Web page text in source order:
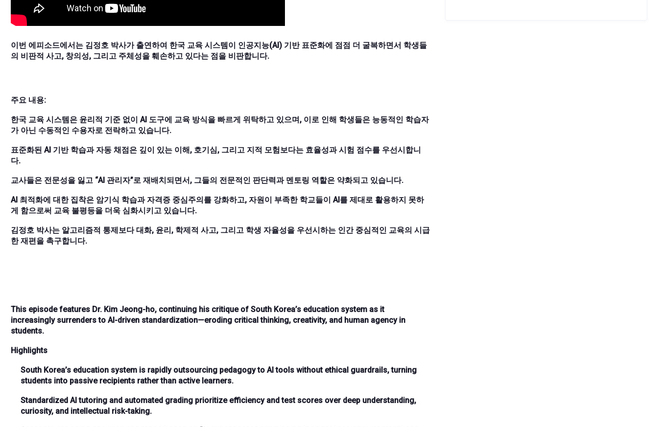
이번 에피소드에서는 김정호 박사가 출연하여 한국 교육 시스템이 인공지능(AI) 기반 표준화에 점점 더 굴복하면서 학생들
의 비판적 사고, 창의성, 그리고 주체성을 훼손하고 있다는 점을 비판합니다.
주요 내용:
한국 교육 시스템은 윤리적 기준 없이 AI 도구에 교육 방식을 빠르게 위탁하고 있으며, 이로 인해 학생들은 능동적인 학습자
가 아닌 수동적인 수용자로 전락하고 있습니다.
표준화된 AI 기반 학습과 자동 채점은 깊이 있는 이해, 호기심, 그리고 지적 모험보다는 효율성과 시험 점수를 우선시합니
다.
교사들은 전문성을 잃고 “AI 관리자”로 재배치되면서, 그들의 전문적인 판단력과 멘토링 역할은 약화되고 있습니다.
AI 최적화에 대한 집착은 암기식 학습과 자격증 중심주의를 강화하고, 자원이 부족한 학교들이 AI를 제대로 활용하지 못하
게 함으로써 교육 불평등을 더욱 심화시키고 있습니다.
김정호 박사는 알고리즘적 통제보다 대화, 윤리, 학제적 사고, 그리고 학생 자율성을 우선시하는 인간 중심적인 교육의 시급
한 재편을 촉구합니다.
This episode features Dr. Kim Jeong-ho, continuing his critique of South Korea’s education system as it
increasingly surrenders to AI-driven standardization—eroding critical thinking, creativity, and human agency in
students.
Highlights
South Korea’s education system is rapidly outsourcing pedagogy to AI tools without ethical guardrails, turning
students into passive recipients rather than active learners.
Standardized AI tutoring and automated grading prioritize efficiency and test scores over deep understanding,
curiosity, and intellectual risk-taking.